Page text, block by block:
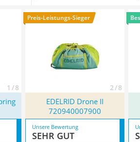
, um die Kletterseile vor Nässe
hat uns hier im August 2026
1 / 8
Preis-Leistungs-Sieger
2 / 8
EDELRID Drone II
720940007900
Unsere Bewertung
SEHR GUT